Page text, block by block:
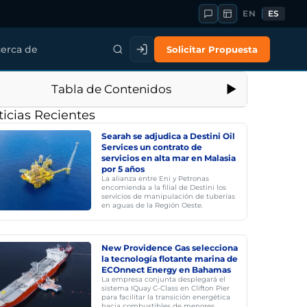
EN ES
de Solicitar Propuesta
Tabla de Contenidos
Recientes
Searah se adjudica a Destini Oil
Services un contrato de
servicios en alta mar en Malasia
por 5 años
La alianza entre Eni y Petronas
encomienda a la filial de Destini los
servicios de manipulación de tuberías
en aguas de la Región Oeste.
New Providence Gas selecciona
la tecnología flotante marina de
ECOnnect Energy en Bahamas
La empresa conjunta desplegará el
sistema IQuay C-Class en Clifton Pier
para facilitar la transición energética